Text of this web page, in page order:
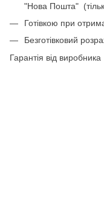
"Нова Пошта"
Готівкою при
Безготівковий
Гарантія від виробника